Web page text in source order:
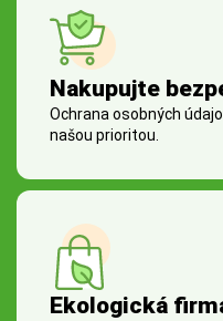
Nakupujte
Ochrana osobných
našou prioritou.
Ekologická